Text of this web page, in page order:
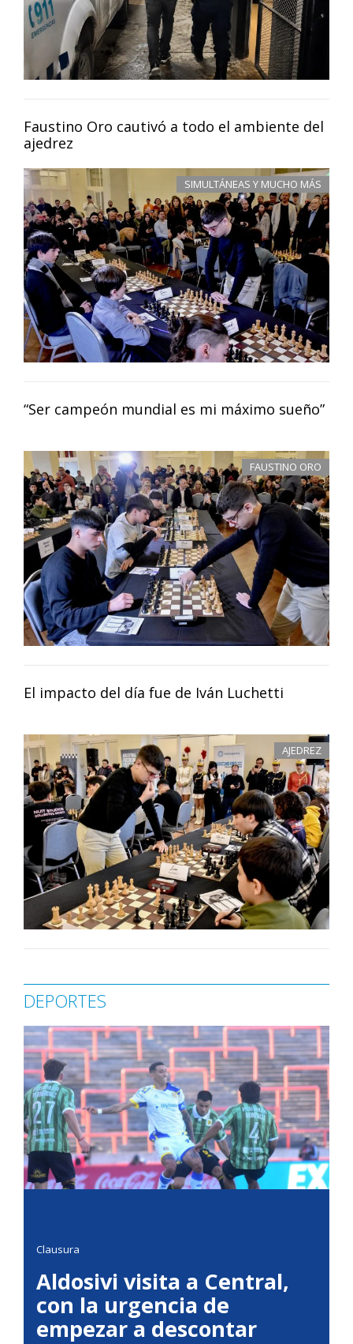
Faustino Oro cautivó a todo el ambiente del
ajedrez
SIMULTÁNEAS Y MUCHO MÁS
“Ser campeón mundial es mi máximo sueño”
FAUSTINO ORO
El impacto del día fue de Iván Luchetti
AJEDREZ
DEPORTES
Clausura
Aldosivi visita a Central,
con la urgencia de
empezar a descontar